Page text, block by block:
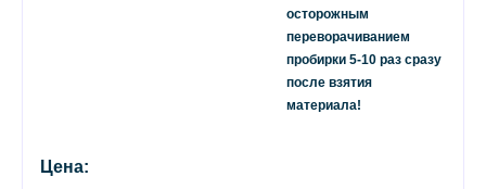
осторожным
переворачиванием
пробирки 5-10 раз сразу
после взятия
материала!
Цена: